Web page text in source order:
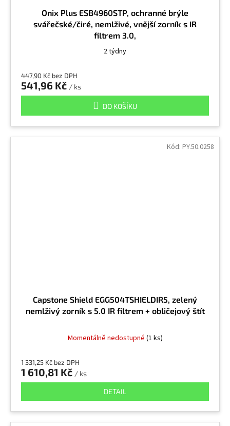
Onix Plus ESB4960STP, ochranné brýle
svářečské/čiré, nemlživé, vnější zorník s IR
filtrem 3.0,
2 týdny
447,90 Kč bez DPH
541,96 Kč / ks
DO KOŠÍKU
Capstone Shield EGG504TSHIELDIR5, zelený
nemlživý zorník s 5.0 IR filtrem + obličejový štít
Momentálně nedostupné (1 ks)
1 331,25 Kč bez DPH
1 610,81 Kč / ks
DETAIL
Kód: PY.50.0258